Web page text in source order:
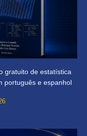
gratuito de estatística
português e espanhol